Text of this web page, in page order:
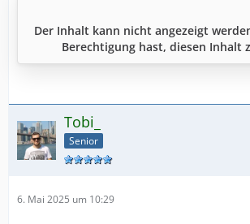
Der Inhalt kann nicht angezeigt
Berechtigung hast, diesen Inhalt
Tobi_
Senior
6. Mai 2025 um 10:29